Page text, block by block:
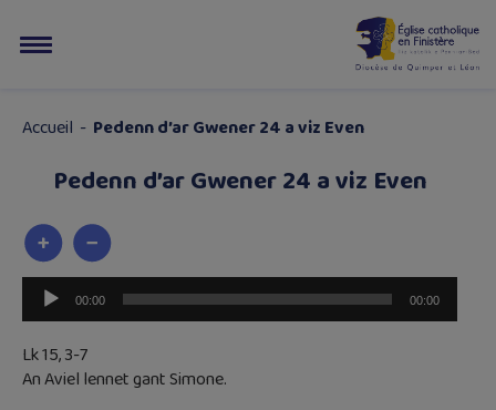
Accueil - Pedenn d’ar Gwener 24 a viz Even
Pedenn d’ar Gwener 24 a viz Even
Lecteur
audio
00:00 00:00
Lk 15, 3-7
An Aviel lennet gant Simone.